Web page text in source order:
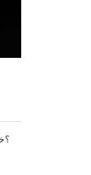
ما هي فوائد استخدام البوليستر في ActiveWear؟